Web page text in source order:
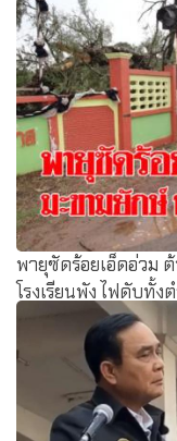
พายุซัดร้อยเอ็ดอ่วม
โรงเรียนพัง ไฟดับทั้ง